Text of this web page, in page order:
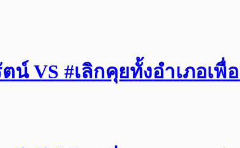
น์ VS #เลิกคุยทั้งอำเภอเพื่